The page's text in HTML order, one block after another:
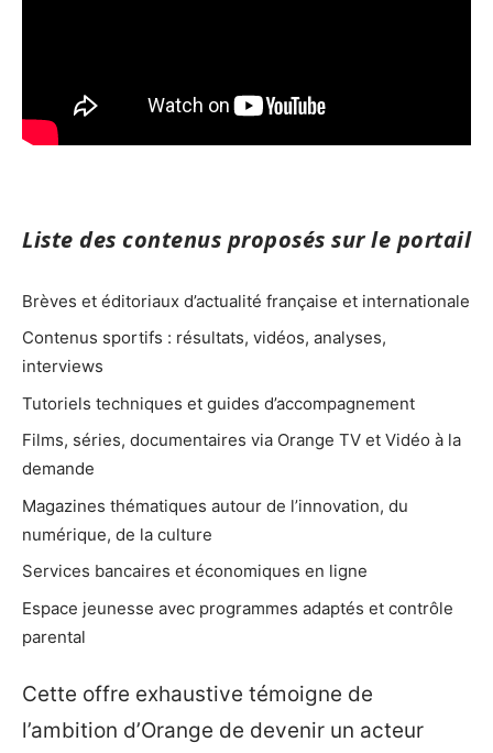
Liste des contenus proposés sur le portail
Brèves et éditoriaux d’actualité française et internationale
Contenus sportifs : résultats, vidéos, analyses,
interviews
Tutoriels techniques et guides d’accompagnement
Films, séries, documentaires via Orange TV et Vidéo à la
demande
Magazines thématiques autour de l’innovation, du
numérique, de la culture
Services bancaires et économiques en ligne
Espace jeunesse avec programmes adaptés et contrôle
parental
Cette offre exhaustive témoigne de
l’ambition d’Orange de devenir un acteur